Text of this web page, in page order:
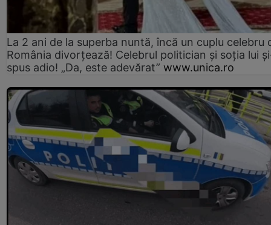
La 2 ani de la superba nuntă, încă un cuplu celebru
România divorțează! Celebrul politician și soția lui
spus adio! „Da, este adevărat” www.unica.ro